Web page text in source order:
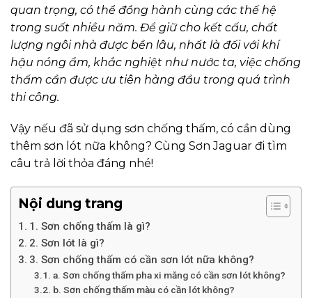
quan trọng, có thể đồng hành cùng các thế hệ
trong suốt nhiều năm. Để giữ cho kết cấu, chất
lượng ngôi nhà được bền lâu, nhất là đối với khí
hậu nóng ẩm, khắc nghiệt như nước ta, việc chống
thấm cần được ưu tiên hàng đầu trong quá trình
thi công.
Vậy nếu đã sử dụng sơn chống thấm, có cần dùng
thêm sơn lót nữa không? Cùng Sơn Jaguar đi tìm
câu trả lời thỏa đáng nhé!
Nội dung trang
1. Sơn chống thấm là gì?
2. Sơn lót là gì?
3. Sơn chống thấm có cần sơn lót nữa không?
a. Sơn chống thấm pha xi măng có cần sơn lót không?
b. Sơn chống thấm màu có cần lót không?